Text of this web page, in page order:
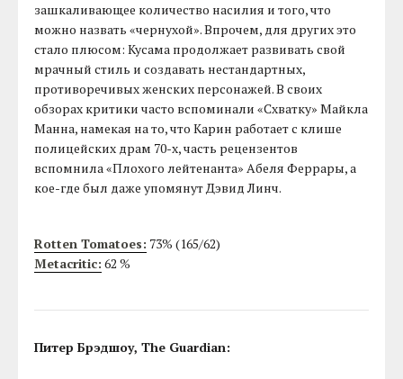
зашкаливающее количество насилия и того, что
можно назвать «чернухой». Впрочем, для других это
стало плюсом: Кусама продолжает развивать свой
мрачный стиль и создавать нестандартных,
противоречивых женских персонажей. В своих
обзорах критики часто вспоминали «Схватку» Майкла
Манна, намекая на то, что Карин работает с клише
полицейских драм 70-х, часть рецензентов
вспомнила «Плохого лейтенанта» Абеля Феррары, а
кое-где был даже упомянут Дэвид Линч.
Rotten Tomatoes: 73% (165/62)
Metacritic: 62 %
Питер Брэдшоу, The Guardian: